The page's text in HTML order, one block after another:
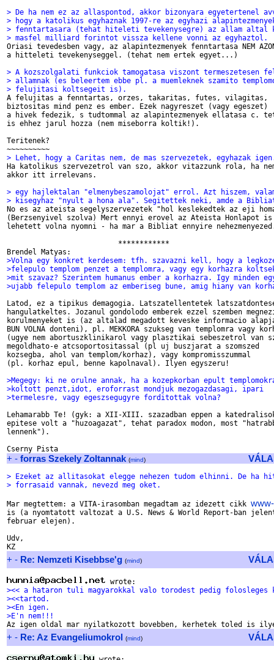
> De ha nem ez az allaspontod, akkor bizonyara egyetertenel
> hogy a katolikus egyhaznak 1997-re az egyhazi
> fenntartasara (tehat hiteleti tevekenysegre) az allam
> masfel milliard forintot vissza kellene vonni az egyhaztol.
Oriasi tevedesben vagy, az alapintezmenyek fenntartasa NEM
a hitteleti tevekenyseggel. (tehat nem ertek egyet...)
> A kozszolgalati funkciok tamogatasa viszont termeszetesen
> allamnak (es beleertem ebbe pl. a muemleknek szamito
> felujitasi koltsegeit is).
A felujitas a fenntartas, orzes, takaritas, futes, vilagitas,
biztositas mind penz es ember. Ezek nagyreszet (vagy egeszet)
a hivek fedezik, s tudtommal az alapintezmenyek ellatasa c.
is ehhez jarul hozza (nem miseborra koltik!).
Teritenek?
> Lehet, hogy a Caritas nem, de mas szervezetek, egyhazak
Ha katolikus szervezetrol van szo, akkor vitazzunk rola, ha
akkor itt irrelevans.
> egy hajlektalan "elmenybeszamolojat" errol. Azt hiszem,
> kisegyhaz "nyult a hona ala". Segitettek neki, amde a
No es az ateista segelyszervezetek "hol keslekedtek az eji
(Berzsenyivel szolva) Mert ennyi erovel az Ateista Honlapot
lehetett volna nyomni - ha mar a Bibliat ennyire
                          ************
>Volna egy konkret kerdesem: tfh. szavazni kell, hogy a
>felepulo templom penzet a templomra, vagy egy korhazra
>mit szavaz? Szerintem humanus ember a korhazra. Igy minden
>ujabb felepulo templom az emberiseg bune, amig hiany van
Latod, ez a tipikus demagogia. Latszatellentetek
hangulatkeltes. Jozanul gondolodo emberek ezzel szemben
korulmenyeket is (az altalad megadott keveske informacio
BUN VOLNA donteni), pl. MEKKORA szukseg van templomra vagy
(ugye nem abortuszklinikarol vagy plasztikai sebeszetrol van
megoldhato-e atcsoportositassal (pl uj buszjarat a szomszed
kozsegba, ahol van templom/korhaz), vagy kompromisszummal
(pl. korhaz epul, benne kapolnaval). Ilyen egyszeru!
>Megegy: ki ne orulne annak, ha a kozepkorban epult
>koltott penzt,idot, eroforrast mondjuk mezogazdasagi, ipari
>termelesre, vagy egeszsegugyre forditottak volna?
Lehamarabb Te! (gyk: a XII-XIII. szazadban eppen a
epitese volt a "huzoagazat", tehat paradox modon, most
lennenk").
+ - forras Szekely Zoltannak (mind)
> Ezeket az allitasokat elegge nehezen tudom elhinni. De ha
> forrasaid vannak, nevezd meg oket.
Mar megtettem: a VITA-irasomban megadtam az idezett cikk
is (a nyomtatott valtozat a U.S. News & World Report-ban
februar elejen).
Udv,
+ - Re: Nemzeti Kisebbse'g (mind)
><< a hataron tuli magyarokkal valo torodest pedig folosleges
><<tartod.
><En igen.
>E'n nem!!!
+ - Re: Az Evangeliumokrol (mind)